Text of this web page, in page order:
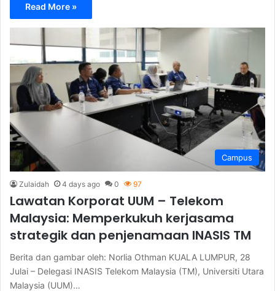
Read More »
Campus
Zulaidah 4 days ago 0 97
Lawatan Korporat UUM – Telekom
Malaysia: Memperkukuh kerjasama
strategik dan penjenamaan INASIS TM
Berita dan gambar oleh: Norlia Othman KUALA LUMPUR, 28
Julai – Delegasi INASIS Telekom Malaysia (TM), Universiti Utara
Malaysia (UUM)…